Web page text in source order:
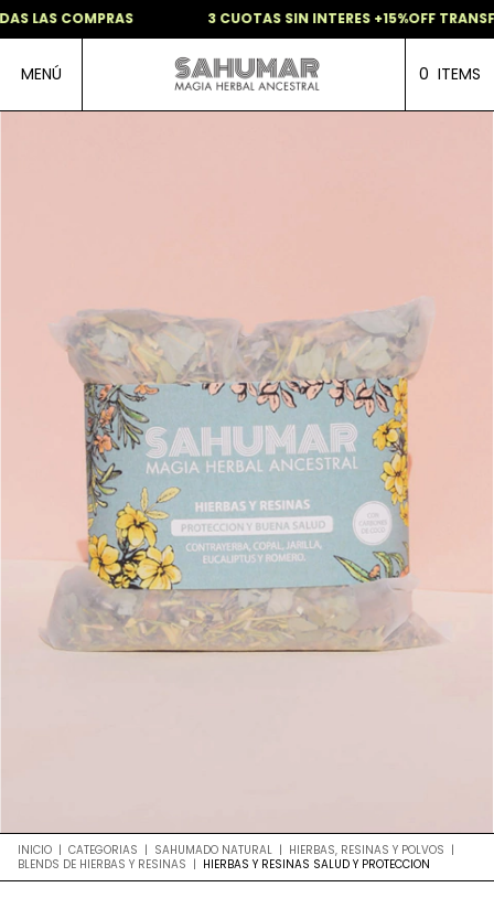
LAS COMPRAS 3 CUOTAS SIN INTERES +15%OFF
MENÚ 0 ITEMS
INICIO | CATEGORIAS | SAHUMADO NATURAL | HIERBAS, RESINAS Y POLVOS |
BLENDS DE HIERBAS Y RESINAS | HIERBAS Y RESINAS SALUD Y PROTECCION